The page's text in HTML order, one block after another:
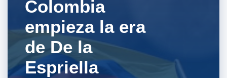
Colombia
empieza la era
de De la
Espriella